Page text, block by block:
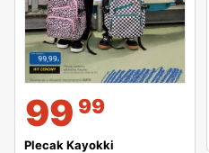
99 99
Plecak Kayokki